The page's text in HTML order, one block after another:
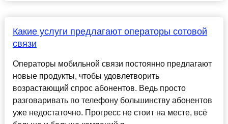
Какие услуги предлагают операторы сотовой
связи
Операторы мобильной связи постоянно предлагают
новые продукты, чтобы удовлетворить
возрастающий спрос абонентов. Ведь просто
разговаривать по телефону большинству абонентов
уже недостаточно. Прогресс не стоит на месте, всё